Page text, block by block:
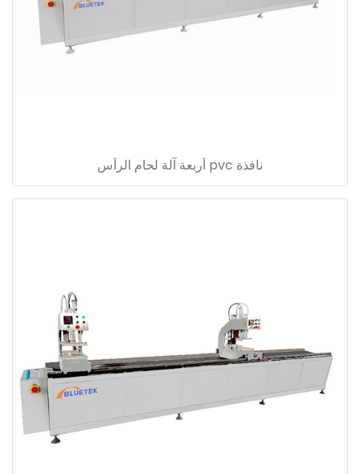
نافذة pvc أربعة آلة لحام الرأس